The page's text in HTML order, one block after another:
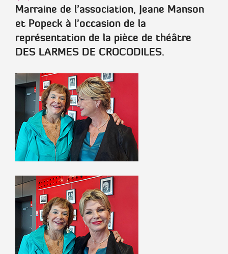
Marraine de l’association, Jeane Manson
et Popeck à l'occasion de la
représentation de la pièce de théâtre
DES LARMES DE CROCODILES.